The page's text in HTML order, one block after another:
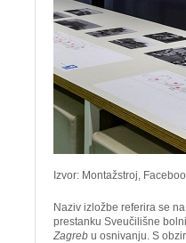
Izvor: Montažstroj,
Naziv izložbe referira se
prestanku Sveučilišne
Zagreb u osnivanju. S